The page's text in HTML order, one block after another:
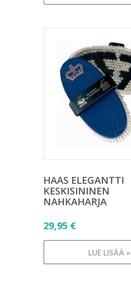
HAAS ELEGANTTI
KESKISININEN
NAHKAHARJA
29,95 €
LUE LISÄÄ »